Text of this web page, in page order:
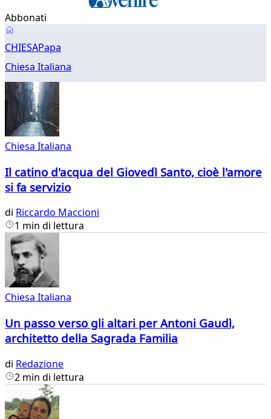
Abbonati
Chiesa
Italiana
CHIESAPapa
Chiesa Italiana
Chiesa Italiana
Il catino d'acqua del Giovedì Santo, cioè l'amore
si fa servizio
di Riccardo Maccioni
1 min di lettura
Chiesa Italiana
Un passo verso gli altari per Antoni Gaudì,
architetto della Sagrada Familia
di Redazione
2 min di lettura